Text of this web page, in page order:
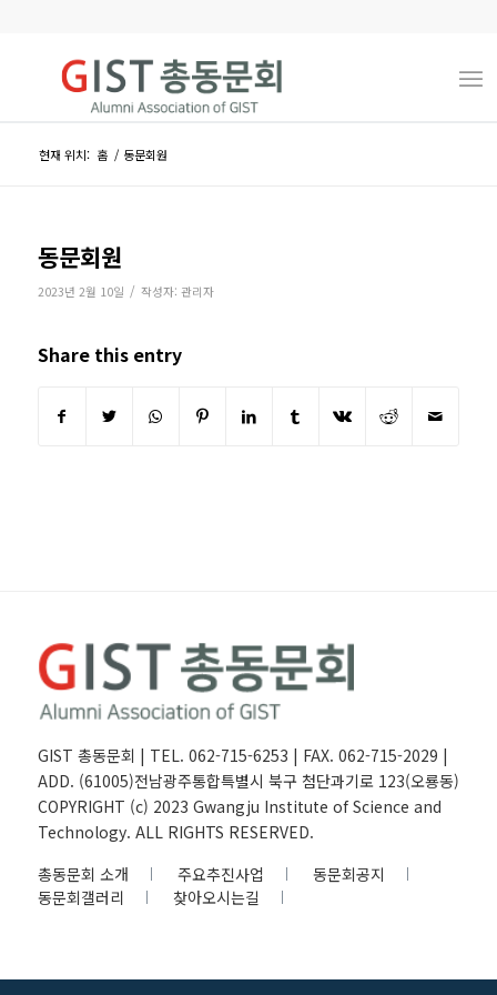
현재 위치: 홈 / 동문회원
동문회원
2023년 2월 10일 / 작성자: 관리자
Share this entry
GIST 총동문회 | TEL. 062-715-6253 | FAX. 062-715-2029 |
ADD. (61005)전남광주통합특별시 북구 첨단과기로 123(오룡동)
COPYRIGHT (c) 2023 Gwangju Institute of Science and
Technology. ALL RIGHTS RESERVED.
총동문회 소개
주요추진사업
동문회공지
동문회갤러리
찾아오시는길